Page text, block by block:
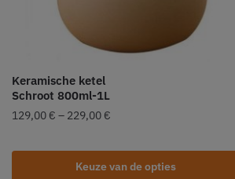
Keramische ketel
Schroot 800ml-1L
129,00 € – 229,00 €
Keuze van de opties